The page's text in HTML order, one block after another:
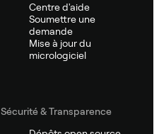
Centre d'aide
Soumettre une
demande
Mise à jour du
micrologiciel
Sécurité & Transparence